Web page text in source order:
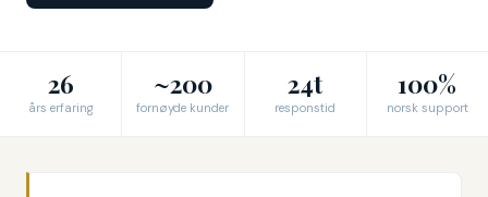
26
års erfaring
~200
fornøyde kunder
24t
responstid
100%
norsk support